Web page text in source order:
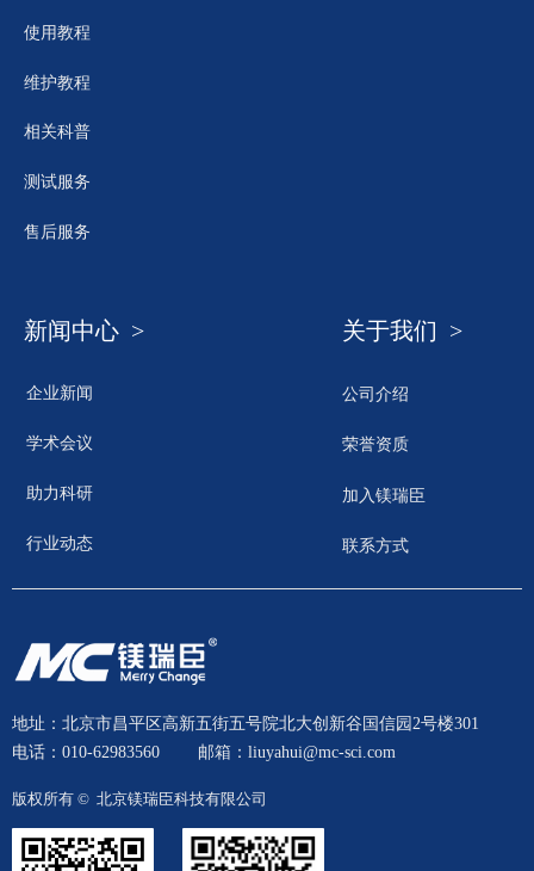
使用教程
维护教程
相关科普
测试服务
售后服务
新闻中心 >
企业新闻
学术会议
助力科研
行业动态
关于我们 >
公司介绍
荣誉资质
加入镁瑞臣
联系方式
版权所有 © 北京镁瑞臣科技有限公司
地址：北京市昌平区高新五街五号院北大创新谷国信园2号楼301
电话：010-62983560 邮箱：liuyahui@mc-sci.com